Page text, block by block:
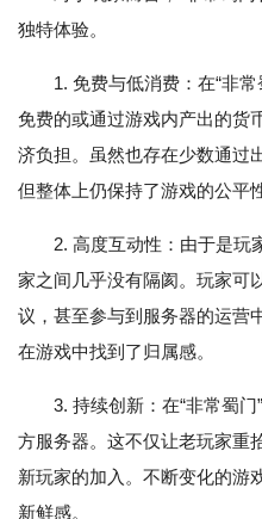
独特体验。
1. 免费与低消费：在“非
免费的或通过游戏内产出的货
济负担。虽然也存在少数通过
但整体上仍保持了游戏的公平性
2. 高度互动性：由于是玩
家之间几乎没有隔阂。玩家可
议，甚至参与到服务器的运营
在游戏中找到了归属感。
3. 持续创新：在“非常蜀
方服务器。这不仅让老玩家重
新玩家的加入。不断变化的游
新鲜感。